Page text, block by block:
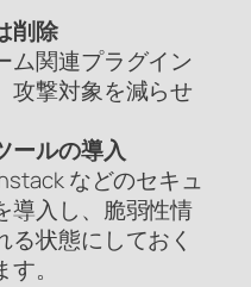
削除
ム関連プラグイン
攻撃対象を減らせ
ールの導入
などのセキュ
導入し、脆弱性情
状態にしておく
。